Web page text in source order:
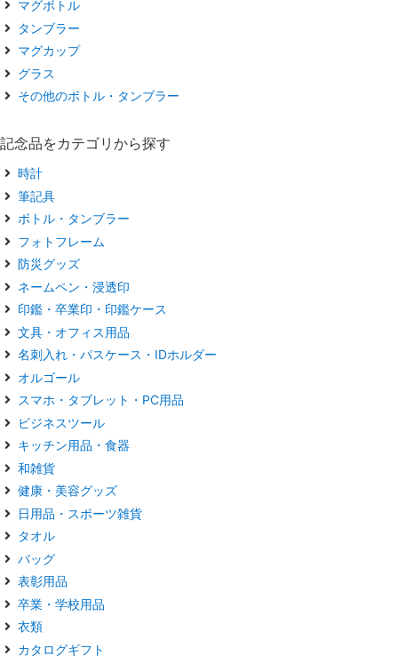
マグボトル
タンブラー
マグカップ
グラス
その他のボトル・タンブラー
記念品をカテゴリから探す
時計
筆記具
ボトル・タンブラー
フォトフレーム
防災グッズ
ネームペン・浸透印
印鑑・卒業印・印鑑ケース
文具・オフィス用品
名刺入れ・パスケース・IDホルダー
オルゴール
スマホ・タブレット・PC用品
ビジネスツール
キッチン用品・食器
和雑貨
健康・美容グッズ
日用品・スポーツ雑貨
タオル
バッグ
表彰用品
卒業・学校用品
衣類
カタログギフト